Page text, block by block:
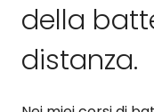
della
distanza.